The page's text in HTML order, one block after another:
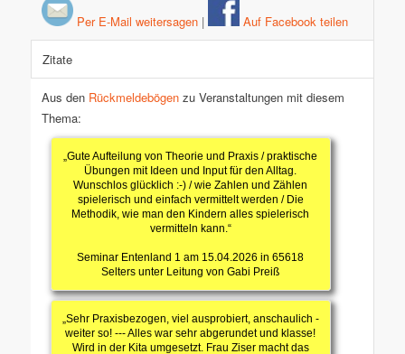
Per E-Mail weitersagen| Auf Facebook teilen
Zitate
Aus den Rückmeldebögenzu Veranstaltungen mit diesem
Thema:
„Gute Aufteilung von Theorie und Praxis / praktische
Übungen mit Ideen und Input für den Alltag.
Wunschlos glücklich :-) / wie Zahlen und Zählen
spielerisch und einfach vermittelt werden / Die
Methodik, wie man den Kindern alles spielerisch
vermitteln kann.“
Seminar Entenland 1 am 15.04.2026 in 65618
Selters unter Leitung von Gabi Preiß
„Sehr Praxisbezogen, viel ausprobiert, anschaulich -
weiter so! --- Alles war sehr abgerundet und klasse!
Wird in der Kita umgesetzt. Frau Ziser macht das